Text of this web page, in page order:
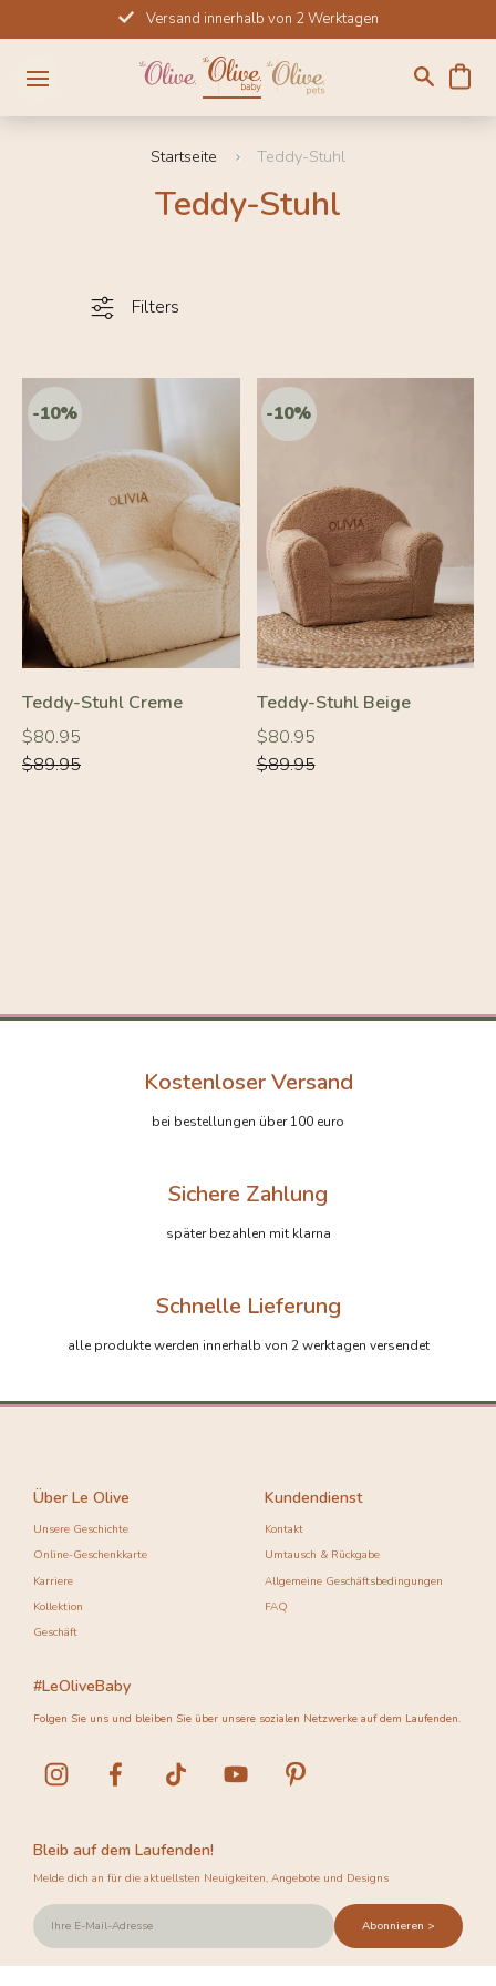
zum
Inhalt
Versand innerhalb von 2 Werktagen
Startseite Teddy-Stuhl
Teddy-Stuhl
Filters
-10%
Teddy-Stuhl Creme
Normaler
Preis
$80.95
Normaler
Preis
$89.95
-10%
Teddy-Stuhl Beige
Normaler
Preis
$80.95
Normaler
Preis
$89.95
Kostenloser Versand
bei bestellungen über 100 euro
Sichere Zahlung
später bezahlen mit klarna
Schnelle Lieferung
alle produkte werden innerhalb von 2 werktagen versendet
Über Le Olive
Unsere Geschichte
Online-Geschenkkarte
Karriere
Kollektion
Geschäft
Kundendienst
Kontakt
Umtausch & Rückgabe
Allgemeine Geschäftsbedingungen
FAQ
Bleib auf dem Laufenden!
Melde dich an für die aktuellsten Neuigkeiten, Angebote und Designs
Abonnieren >
#LeOliveBaby
Folgen Sie uns und bleiben Sie über unsere sozialen Netzwerke auf dem Laufenden.